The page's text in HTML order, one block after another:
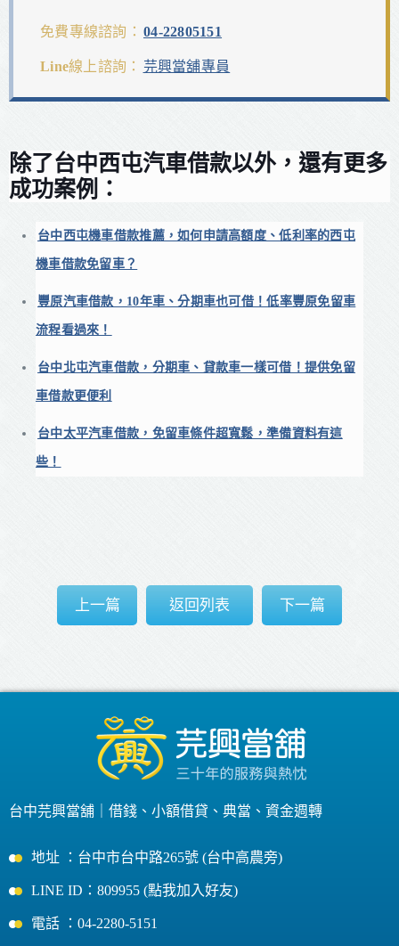
免費專線諮詢： 04-22805151
Line線上諮詢： 芫興當舖專員
除了台中西屯汽車借款以外，還有更多
成功案例：
台中西屯機車借款推薦，如何申請高額度、低利率的西屯
機車借款免留車？
豐原汽車借款，10年車、分期車也可借！低率豐原免留車
流程看過來！
台中北屯汽車借款，分期車、貸款車一樣可借！提供免留
車借款更便利
台中太平汽車借款，免留車條件超寬鬆，準備資料有這
些！
上一篇 返回列表 下一篇
台中芫興當舖｜ 借錢 、 小額借貸 、 典當 、 資金週轉
地址 ：台中市台中路265號 (台中高農旁)
LINE ID：809955 (點我加入好友)
電話 ：04-2280-5151